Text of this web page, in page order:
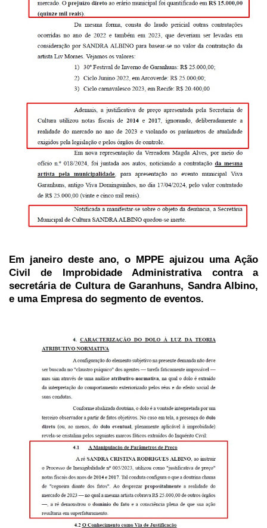
Em janeiro deste ano, o MPPE ajuizou uma Ação
Civil de Improbidade Administrativa contra a
secretária de Cultura de Garanhuns, Sandra Albino,
e uma Empresa do segmento de eventos.